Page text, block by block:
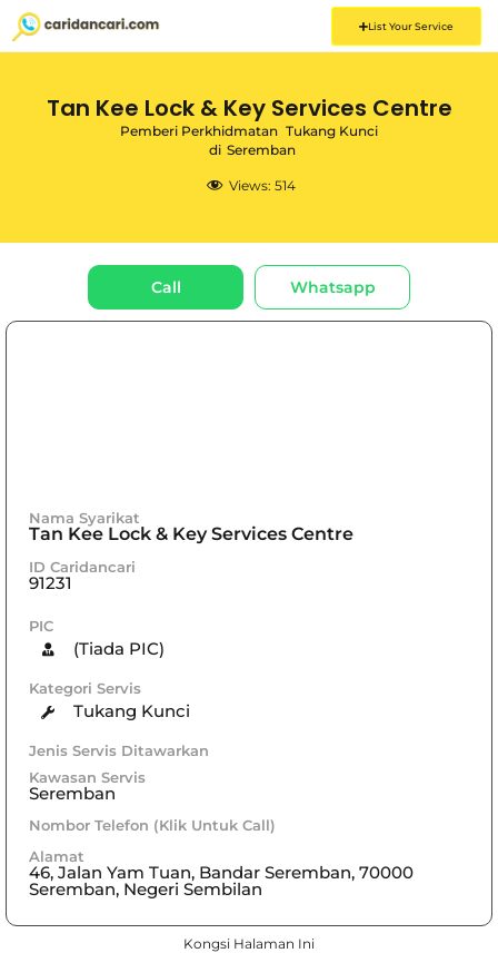
List Your Service
Tan Kee Lock & Key Services Centre
Pemberi Perkhidmatan Tukang Kunci
di Seremban
Views: 514
Call Whatsapp
Nama Syarikat
Tan Kee Lock & Key Services Centre
ID Caridancari
91231
PIC
(Tiada PIC)
Kategori Servis
Tukang Kunci
Jenis Servis Ditawarkan
Kawasan Servis
Seremban
Nombor Telefon (Klik Untuk Call)
Alamat
46, Jalan Yam Tuan, Bandar Seremban, 70000
Seremban, Negeri Sembilan
Kongsi Halaman Ini